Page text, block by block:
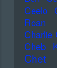
Ceelo
Roan
Charlie
Cheb
Chet